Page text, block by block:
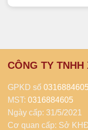
CÔNG TY TNHH
GPKD số
MST: 0316884605
Ngày cấp: 31/5/2021
Cơ quan cấp: Sở